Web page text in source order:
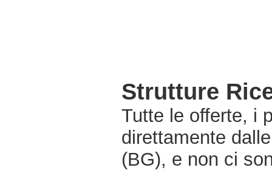
Strutture
Tutte le offerte, i
direttamente
(BG), e non ci